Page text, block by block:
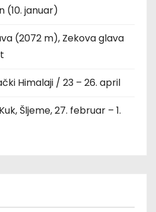
(10. januar)
(2072 m), Zekova glava
Himalaji / 23 – 26. april
Šljeme, 27. februar – 1.